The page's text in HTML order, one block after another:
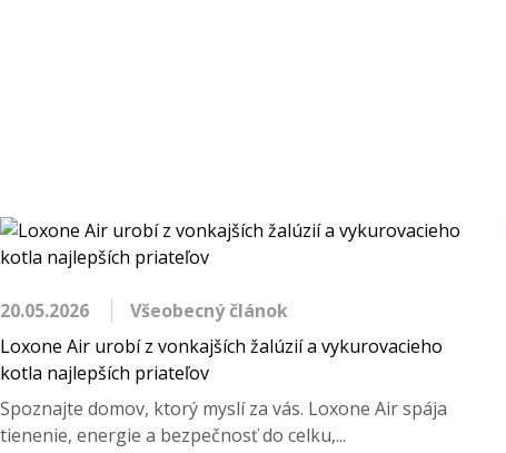
20.05.2026
Všeobecný článok
Loxone Air urobí z vonkajších žalúzií a vykurovacieho
kotla najlepších priateľov
Spoznajte domov, ktorý myslí za vás. Loxone Air spája
tienenie, energie a bezpečnosť do celku,...